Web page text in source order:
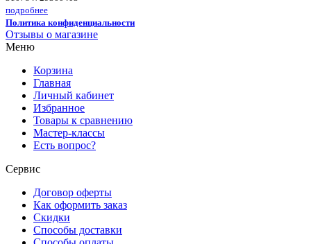
подробнее
Политика конфиденциальности
Отзывы о магазине
Меню
Корзина
Главная
Личный кабинет
Избранное
Товары к сравнению
Мастер-классы
Есть вопрос?
Сервис
Договор оферты
Как оформить заказ
Скидки
Способы доставки